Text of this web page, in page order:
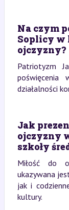
Na czym
Soplicy w
ojczyzny?
Patriotyzm
poświęcenia
działalności
Jak
ojczyzny
szkoły
Miłość do
ukazywana
jak i
kultury.